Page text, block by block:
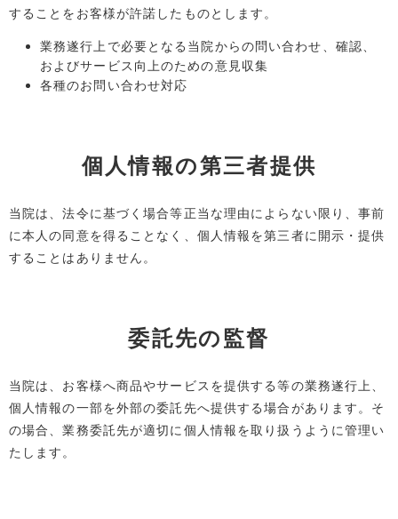
することをお客様が許諾したものとします。
業務遂行上で必要となる当院からの問い合わせ、確認、
およびサービス向上のための意見収集
各種のお問い合わせ対応
個人情報の第三者提供
当院は、法令に基づく場合等正当な理由によらない限り、事前
に本人の同意を得ることなく、個人情報を第三者に開示・提供
することはありません。
委託先の監督
当院は、お客様へ商品やサービスを提供する等の業務遂行上、
個人情報の一部を外部の委託先へ提供する場合があります。そ
の場合、業務委託先が適切に個人情報を取り扱うように管理い
たします。